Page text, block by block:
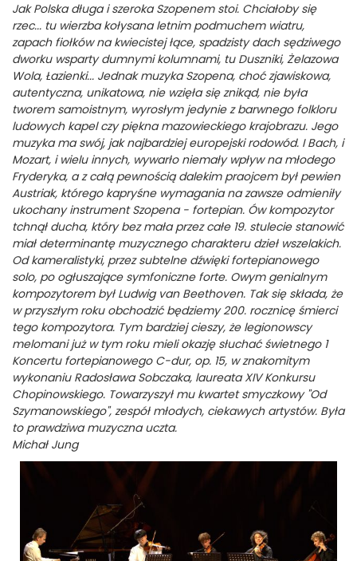
Jak Polska długa i szeroka Szopenem stoi. Chciałoby się
rzec... tu wierzba kołysana letnim podmuchem wiatru,
zapach fiołków na kwiecistej łące, spadzisty dach sędziwego
dworku wsparty dumnymi kolumnami, tu Duszniki, Żelazowa
Wola, Łazienki... Jednak muzyka Szopena, choć zjawiskowa,
autentyczna, unikatowa, nie wzięła się znikąd, nie była
tworem samoistnym, wyrosłym jedynie z barwnego folkloru
ludowych kapel czy piękna mazowieckiego krajobrazu. Jego
muzyka ma swój, jak najbardziej europejski rodowód. I Bach, i
Mozart, i wielu innych, wywarło niemały wpływ na młodego
Fryderyka, a z całą pewnością dalekim praojcem był pewien
Austriak, którego kapryśne wymagania na zawsze odmieniły
ukochany instrument Szopena - fortepian. Ów kompozytor
tchnął ducha, który bez mała przez całe 19. stulecie stanowić
miał determinantę muzycznego charakteru dzieł wszelakich.
Od kameralistyki, przez subtelne dźwięki fortepianowego
solo, po ogłuszające symfoniczne forte. Owym genialnym
kompozytorem był Ludwig van Beethoven. Tak się składa, że
w przyszłym roku obchodzić będziemy 200. rocznicę śmierci
tego kompozytora. Tym bardziej cieszy, że legionowscy
melomani już w tym roku mieli okazję słuchać świetnego 1
Koncertu fortepianowego C-dur, op. 15, w znakomitym
wykonaniu Radosława Sobczaka, laureata XIV Konkursu
Chopinowskiego. Towarzyszył mu kwartet smyczkowy "Od
Szymanowskiego", zespół młodych, ciekawych artystów. Była
to prawdziwa muzyczna uczta.
Michał Jung